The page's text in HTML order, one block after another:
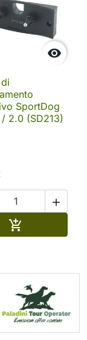

SportDog
/ 2.0 (SD213)

